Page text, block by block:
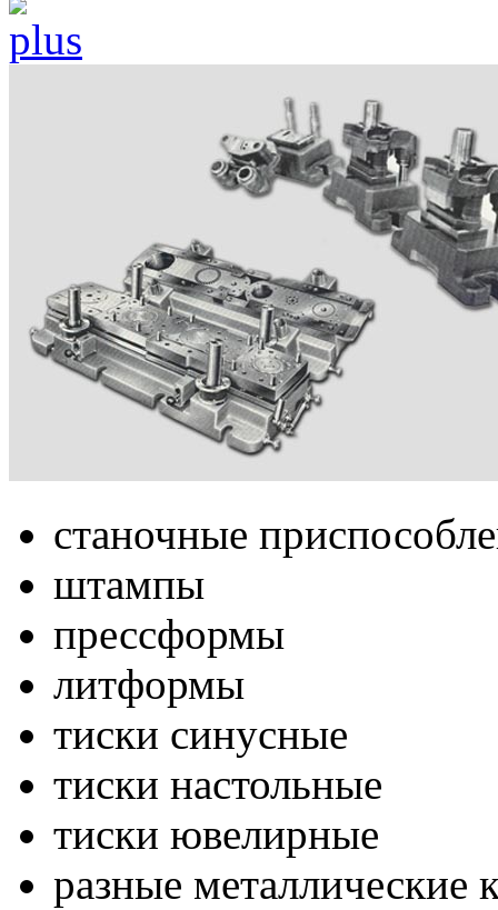
станочные
штампы
прессформы
литформы
тиски синусные
тиски настольные
тиски ювелирные
разные металлические